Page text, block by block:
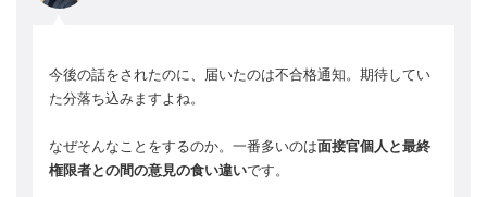
今後の話をされたのに、届いたのは不合格通知。期待してい
た分落ち込みますよね。
なぜそんなことをするのか。一番多いのは面接官個人と最終
権限者との間の意見の食い違いです。